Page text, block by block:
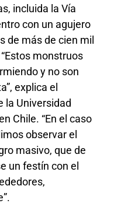
incluida la Vía
con un agujero
de más de cien mil
monstruos
y no son
explica el
la Universidad
Chile. “En el caso
observar el
masivo, que de
un festín con el